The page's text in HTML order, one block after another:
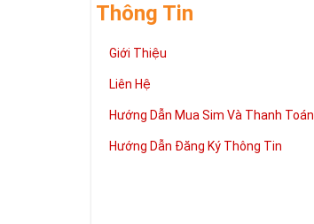
Thông Tin
Giới Thiệu
Liên Hệ
Hướng Dẫn Mua Sim Và Thanh Toán
Hướng Dẫn Đăng Ký Thông Tin